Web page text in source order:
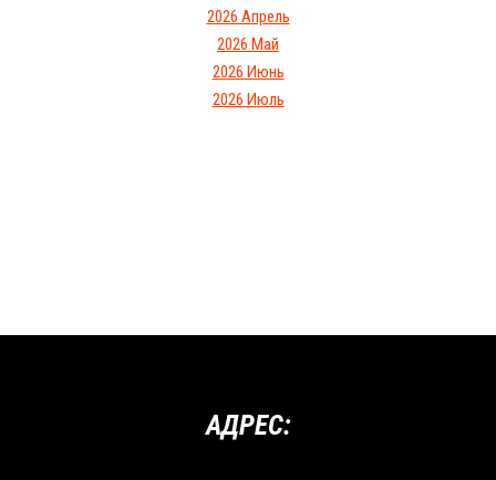
2026 Апрель
2026 Май
2026 Июнь
2026 Июль
АДРЕС: